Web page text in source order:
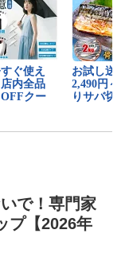
で！専門家
プ【2026年